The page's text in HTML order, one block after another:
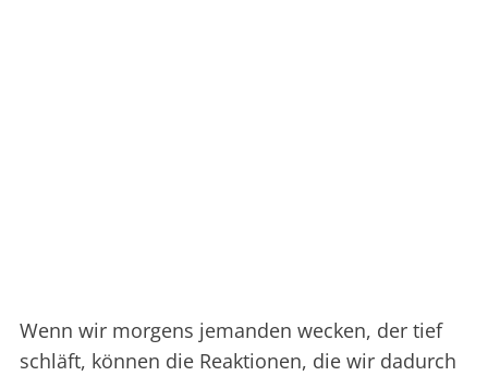
Wenn wir morgens jemanden wecken, der tief
schläft, können die Reaktionen, die wir dadurch